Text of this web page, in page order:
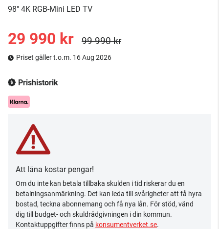
98" 4K RGB-Mini LED TV
29 990 kr 99 990 kr
Priset gäller t.o.m. 16 Aug 2026
Prishistorik
Att låna kostar pengar!
Om du inte kan betala tillbaka skulden i tid riskerar du en
betalningsanmärkning. Det kan leda till svårigheter att få hyra
bostad, teckna abonnemang och få nya lån. För stöd, vänd
dig till budget- och skuldrådgivningen i din kommun.
Kontaktuppgifter finns på konsumentverket.se.